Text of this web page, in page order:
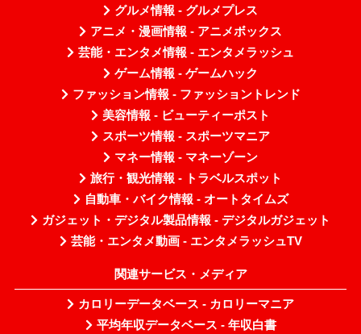
グルメ情報 - グルメプレス
アニメ・漫画情報 - アニメボックス
芸能・エンタメ情報 - エンタメラッシュ
ゲーム情報 - ゲームハック
ファッション情報 - ファッショントレンド
美容情報 - ビューティーポスト
スポーツ情報 - スポーツマニア
マネー情報 - マネーゾーン
旅行・観光情報 - トラベルスポット
自動車・バイク情報 - オートタイムズ
ガジェット・デジタル製品情報 - デジタルガジェット
芸能・エンタメ動画 - エンタメラッシュTV
関連サービス・メディア
カロリーデータベース - カロリーマニア
平均年収データベース - 年収白書